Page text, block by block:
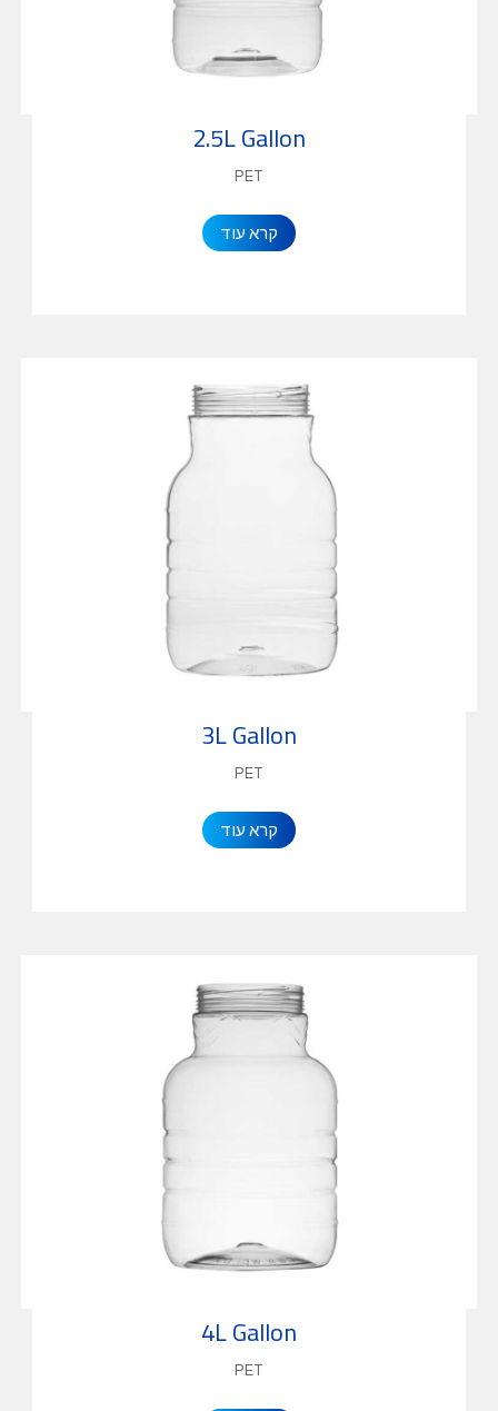
2.5L Gallon
PET
קרא עוד
3L Gallon
PET
קרא עוד
4L Gallon
PET